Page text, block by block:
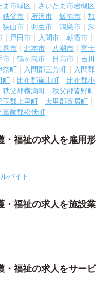
ま市緑区
さいたま市岩槻区
秩父市 所沢市 飯能市
加
狭山市 羽生市 鴻巣市
深
戸田市 入間市
朝霞市
喜市 北本市 八潮市
富士
市 鶴ヶ島市 日高市
吉川
奈町 入間郡三芳町
入間郡
町 比企郡嵐山町
比企郡小
秩父郡横瀬町
秩父郡皆野町
玉郡上里町
大里郡寄居町
葛飾郡松伏町
・福祉の求人を雇用形
バイト
・福祉の求人を施設業
・福祉の求人をサービ